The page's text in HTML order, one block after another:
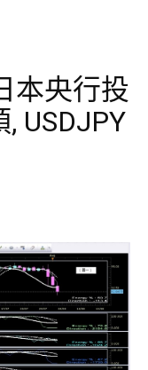
本央行投
USDJPY